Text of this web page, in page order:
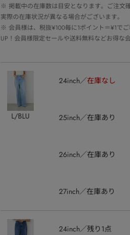
※ 掲載中の在庫数は目安となります。ご注文
実際の在庫状況が異なる場合がございます。
※ 会員様は、税抜¥100毎に1ポイント＝¥1で
UP！会員様限定セールや送料無料などお得な
L/BLU
24inch 在庫なし
25inch 在庫あり
26inch 在庫あり
27inch 在庫あり
24inch 残り1点